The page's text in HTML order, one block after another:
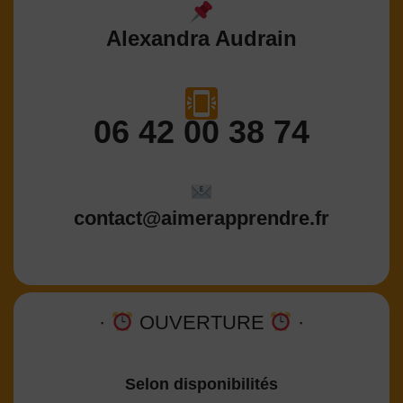
Alexandra Audrain
06 42 00 38 74
contact@aimerapprendre.fr
· OUVERTURE ·
Selon disponibilités